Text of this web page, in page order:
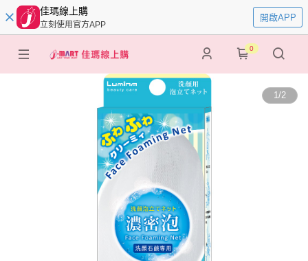
佳瑪線上購
立刻使用官方APP
開啟APP
0
1/2